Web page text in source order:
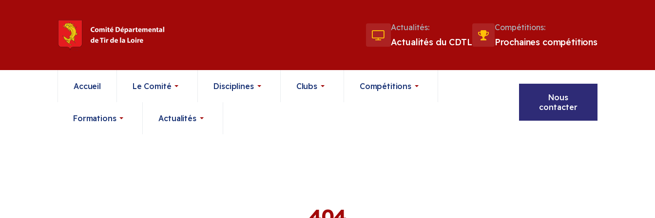
Actualités:
Actualités du CDTL
Compétitions:
Prochaines compétitions
Accueil Le Comité Disciplines Clubs Compétitions
Formations Actualités
Nous
contacter